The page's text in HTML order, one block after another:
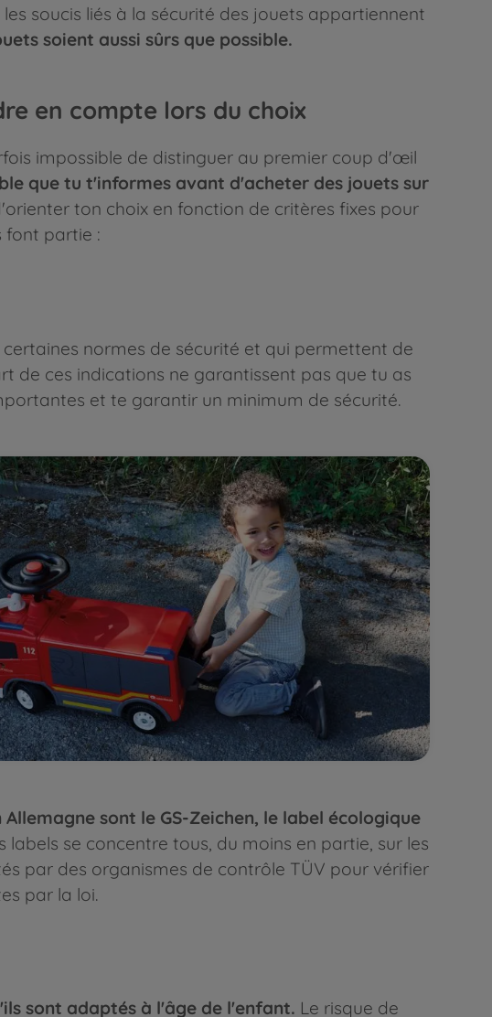
soucis liés à la sécurité des jouets appartiennent
soient aussi sûrs que possible.
en compte lors du choix
impossible de distinguer au premier coup d'œil
que tu t'informes avant d'acheter des jouets sur
ton choix en fonction de critères fixes pour
font partie :
normes de sécurité et qui permettent de
de ces indications ne garantissent pas que tu as
et te garantir un minimum de sécurité.
sont le GS-Zeichen, le label écologique
labels se concentre tous, du moins en partie, sur les
par des organismes de contrôle TÜV pour vérifier
par la loi.
sont adaptés à l'âge de l'enfant. Le risque de